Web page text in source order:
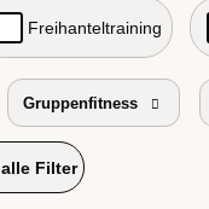
Freihanteltraining
Gruppenfitness
alle Filter